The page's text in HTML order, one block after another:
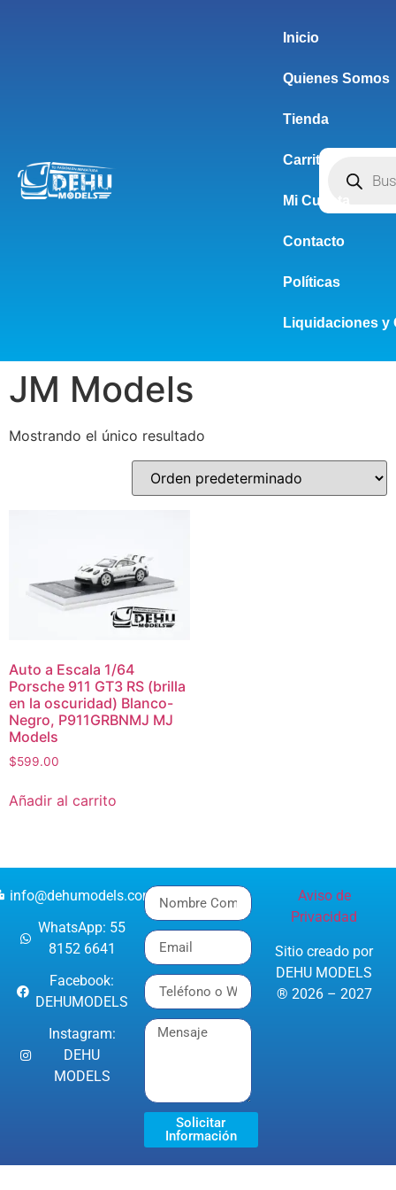
Inicio
Quienes Somos
Tienda
Carrito
Mi Cuenta
Contacto
Políticas
Liquidaciones y
JM Models
Mostrando el único resultado
Auto a Escala 1/64
Porsche 911 GT3 RS (brilla
en la oscuridad) Blanco-
Negro, P911GRBNMJ MJ
Models
$599.00
Añadir al carrito
info@dehumodels.com
WhatsApp: 55
8152 6641
Facebook:
DEHUMODELS
Instagram:
DEHU
MODELS
Solicitar
Información
Aviso de
Privacidad
Sitio creado por
DEHU MODELS
® 2026 – 2027